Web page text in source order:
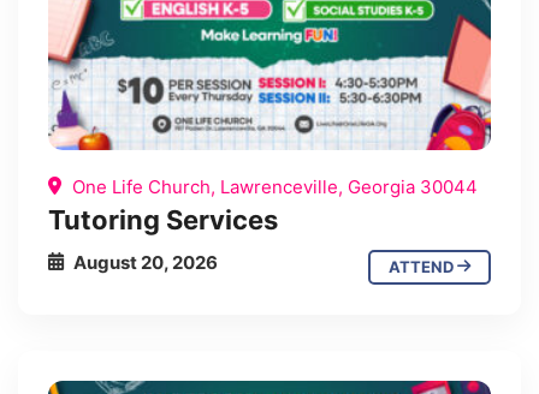
One Life Church, Lawrenceville, Georgia 30044
Tutoring Services
August 20, 2026 ATTEND